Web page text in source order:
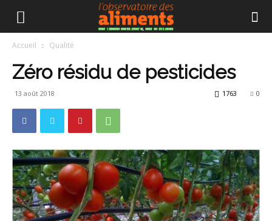
Accueil Qualité
Zéro résidu de pesticides
13 août 2018 0
1763